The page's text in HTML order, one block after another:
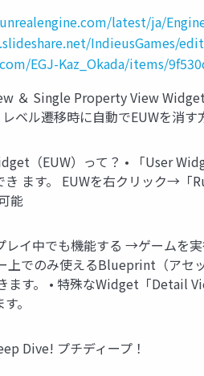
latest/ja/
IndieusGames/
EGJ-Kaz_Okada/items/
＆ Single Property View
レベル遷移時に自動でEUWを
（EUW）って？ • 「User
き ます。 EUWを右クリック→
能
レイ中でも機能する →ゲーム
上でのみ使えるBlueprint（アセ
ます。 • 特殊なWidget「Detail
。
Dive! プチディープ！